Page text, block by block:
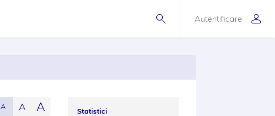
Autentificare
A A A Statistici